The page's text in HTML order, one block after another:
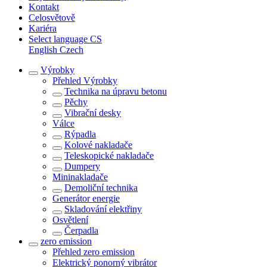
Kontakt
Celosvětově
Kariéra
Select language CS
English Czech
Výrobky
Přehled Výrobky
Technika na úpravu betonu
Pěchy
Vibrační desky
Válce
Rýpadla
Kolové nakladače
Teleskopické nakladače
Dumpery
Mininakladače
Demoliční technika
Generátor energie
Skladování elektřiny
Osvětlení
Čerpadla
zero emission
Přehled zero emission
Elektrický ponorný vibrátor